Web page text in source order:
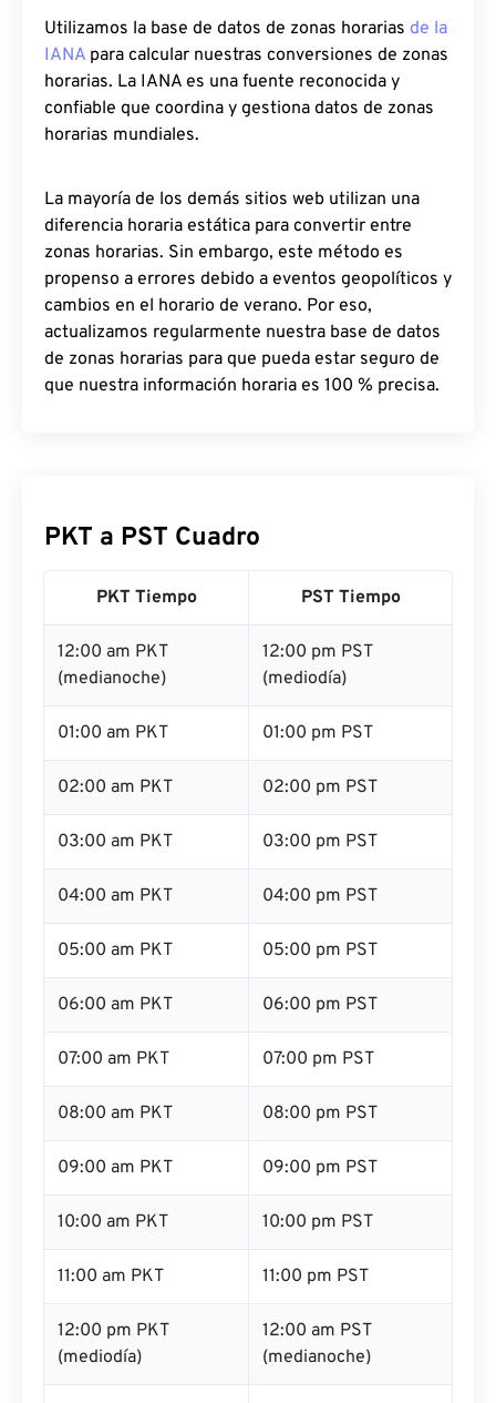
Utilizamos la base de datos de zonas horarias de la
IANA para calcular nuestras conversiones de zonas
horarias. La IANA es una fuente reconocida y
confiable que coordina y gestiona datos de zonas
horarias mundiales.
La mayoría de los demás sitios web utilizan una
diferencia horaria estática para convertir entre
zonas horarias. Sin embargo, este método es
propenso a errores debido a eventos geopolíticos y
cambios en el horario de verano. Por eso,
actualizamos regularmente nuestra base de datos
de zonas horarias para que pueda estar seguro de
que nuestra información horaria es 100 % precisa.
PKT a PST Cuadro
PKT Tiempo PST Tiempo
12:00 am PKT
(medianoche)
12:00 pm PST
(mediodía)
01:00 am PKT 01:00 pm PST
02:00 am PKT 02:00 pm PST
03:00 am PKT 03:00 pm PST
04:00 am PKT 04:00 pm PST
05:00 am PKT 05:00 pm PST
06:00 am PKT 06:00 pm PST
07:00 am PKT 07:00 pm PST
08:00 am PKT 08:00 pm PST
09:00 am PKT 09:00 pm PST
10:00 am PKT 10:00 pm PST
11:00 am PKT 11:00 pm PST
12:00 pm PKT
(mediodía)
12:00 am PST
(medianoche)